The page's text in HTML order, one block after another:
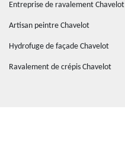
Entreprise de ravalement Chavelot
Artisan peintre Chavelot
Hydrofuge de façade Chavelot
Ravalement de crépis Chavelot